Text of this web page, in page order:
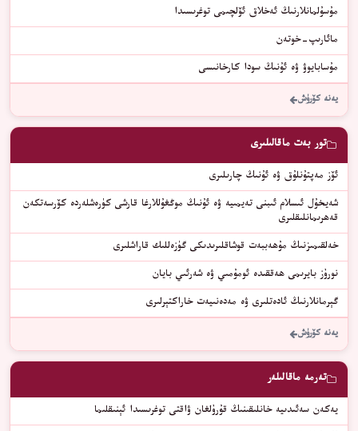
مۇسۇلمانلارنىڭ ئەخلاق ئۆلچىمى توغرىسىدا
مائارىپ-خوتەن
مۇسابايوۋ ۋە ئۇنىڭ سودا كارخانىسى
يەنە كۆرۈش
تور بەت ماقالىلىرى
ﺋﯚﺯ ﻣﻪﭘﺘﯘﻧﻠﯘﻕ ﯞﻩ ﺋﯘﻧﯩﯔ ﭼﺎﺭﯨﻠﯩﺮﻯ
شەيخۇل ئىسلام ئىبنى تەيمىيە ۋە ئۇنىڭ موڭغۇللارغا قارشى كۈرەشلەردە كۆرسەتكەن
قەھرىمانلىقلىرى
ﺧﻪﻟﻘﯩﻤﯩﺰﻧﯩﯔ ﻣﯘﮬﻪﺑﺒﻪﺕ ﻗﻮﺷﺎﻗﻠﯩﺮﯨﺪﯨﻜﻰ ﮔﯜﺯﻩﻟﻠﯩﻚ ﻗﺎﺭﺍﺷﻠﯩﺮﻯ
نورۇز بايرىمى ھەققىدە ئومۇمىي ۋە شەرئىي بايان
ﮔﯧﺮﻣﺎﻧﻼﺭﻧﯩﯔ ﺋﺎﺩﻩﺗﻠﯩﺮﻯ ﯞﻩ ﻣﻪﺩﻩﻧﯩﻴﻪﺕ ﺧﺎﺭﺍﻛﺘﯧﺮﻟﯩﺮﻯ
يەنە كۆرۈش
تەرمە ماقالىلەر
يەكەن سەئىدىيە خانلىقىنىڭ قۇرۇلغان ۋاقتى توغرىسىدا ئېنىقلىما